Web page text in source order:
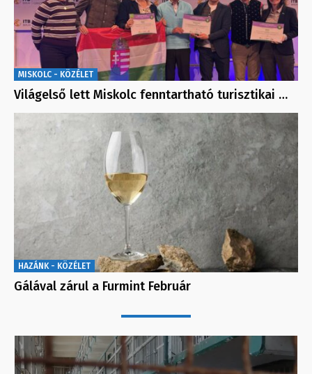
MISKOLC - KÖZÉLET
Világelső lett Miskolc fenntartható turisztikai …
HAZÁNK - KÖZÉLET
Gálával zárul a Furmint Február